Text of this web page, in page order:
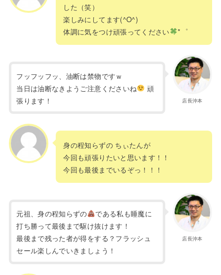
した（笑）
楽しみにしてます(^O^)
体調に気をつけ頑張ってください
*゜
店長沖本
フッフッフッ、油断は禁物ですｗ
当日は油断なきようご注意くださいね
頑
張ります！
身の程知らずの ちぃたんが
今回も頑張りたいと思います！！
今回も最後までいるぞっ！！！
店長沖本
元祖、身の程知らずの
である私も睡魔に
打ち勝って最後まで駆け抜けます！
最後まで残った者が得をする？フラッシュ
セール楽しんでいきましょう！